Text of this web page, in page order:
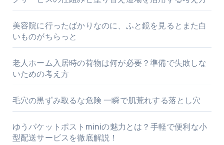
美容院に行ったばかりなのに、ふと鏡を見るとまた白
いものがちらっと
老人ホーム入居時の荷物は何が必要？準備で失敗しな
いための考え方
毛穴の黒ずみ取るな危険 一瞬で肌荒れする落とし穴
ゆうパケットポストminiの魅力とは？手軽で便利な小
型配送サービスを徹底解説！